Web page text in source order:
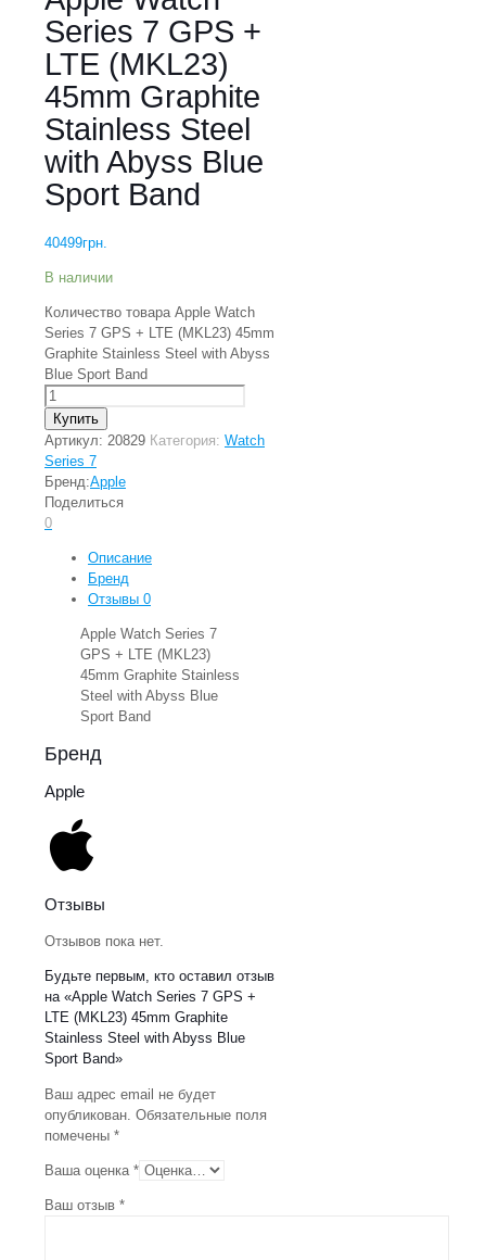
Series 7 GPS +
LTE (MKL23)
45mm Graphite
Stainless Steel
with Abyss Blue
Sport Band
40499грн.
В наличии
Количество товара Apple Watch
Series 7 GPS + LTE (MKL23) 45mm
Graphite Stainless Steel with Abyss
Blue Sport Band
Купить
Артикул: 20829 Категория: Watch
Series 7
Бренд:Apple
Поделиться
0
Описание
Бренд
Отзывы 0
Apple Watch Series 7
GPS + LTE (MKL23)
45mm Graphite Stainless
Steel with Abyss Blue
Sport Band
Бренд
Apple
Отзывы
Отзывов пока нет.
Будьте первым, кто оставил отзыв
на «Apple Watch Series 7 GPS +
LTE (MKL23) 45mm Graphite
Stainless Steel with Abyss Blue
Sport Band»
Ваш адрес email не будет
опубликован. Обязательные поля
помечены *
Ваша оценка *
Ваш отзыв *